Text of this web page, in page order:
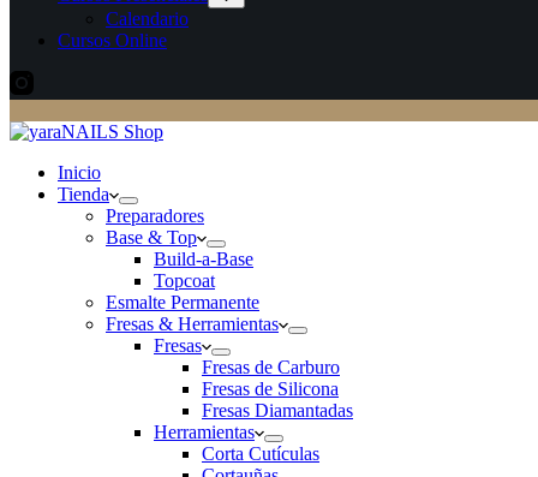
Calendario
Cursos Online
Inicio
Tienda
Preparadores
Base & Top
Build-a-Base
Topcoat
Esmalte Permanente
Fresas & Herramientas
Fresas
Fresas de Carburo
Fresas de Silicona
Fresas Diamantadas
Herramientas
Corta Cutículas